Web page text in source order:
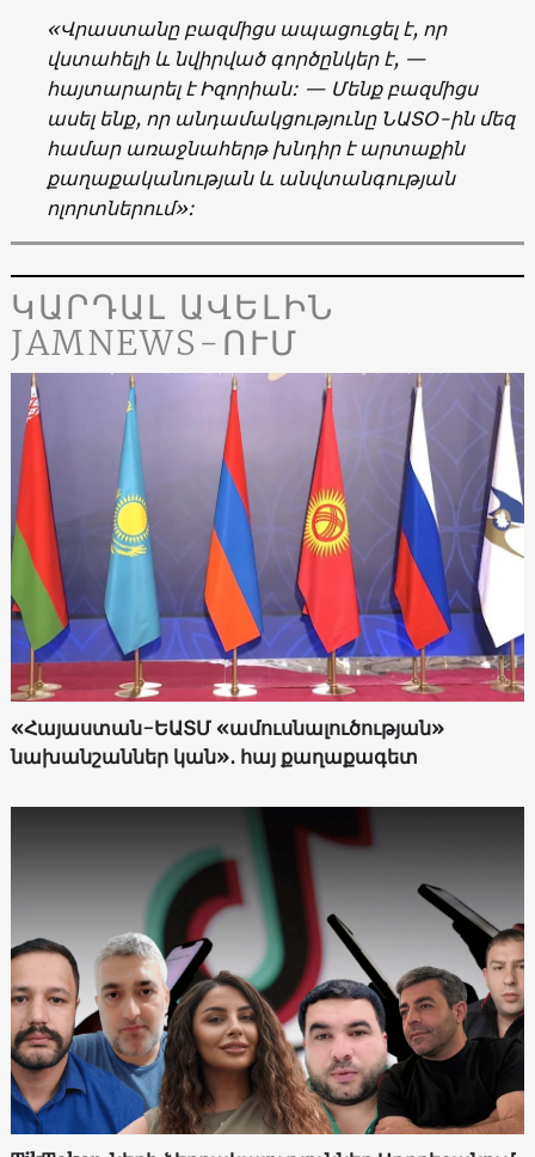
«Վրաստանը բազմիցս ապացուցել է, որ
վստահելի և նվիրված գործընկեր է, —
հայտարարել է Իզորիան: — Մենք բազմիցս
ասել ենք, որ անդամակցությունը ՆԱՏՕ-ին մեզ
համար առաջնահերթ խնդիր է արտաքին
քաղաքականության և անվտանգության
ոլորտներում»:
ԿԱՐԴԱԼ ԱՎԵԼԻՆ
JAMNEWS-ՈՒՄ
«Հայաստան-ԵԱՏՄ «ամուսնալուծության»
նախանշաններ կան»․ հայ քաղաքագետ